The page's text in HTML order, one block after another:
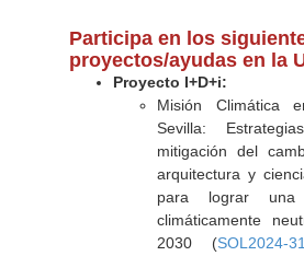
Participa en los
proyectos/ayudas en la
Proyecto I+D+i:
Misión Climática
Sevilla:
mitigación del
arquitectura y
para lograr
climáticamente
2030 (SOL2024-